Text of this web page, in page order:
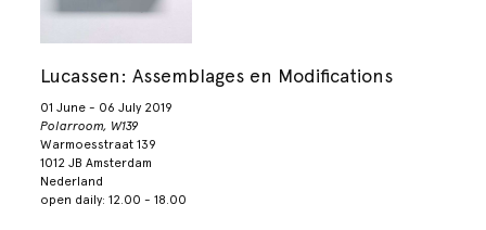
Lucassen: Assemblages en Modifications
01 June - 06 July 2019
Polarroom, W139
Warmoesstraat 139
1012 JB Amsterdam
Nederland
open daily: 12.00 - 18.00